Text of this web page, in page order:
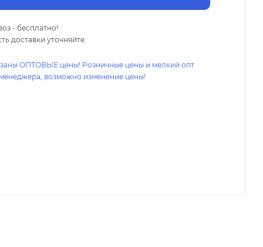
- бесплатно!
доставки уточняйте.
ОПТОВЫЕ цены! Розничные цены и мелкий опт
возможно изменение цены!